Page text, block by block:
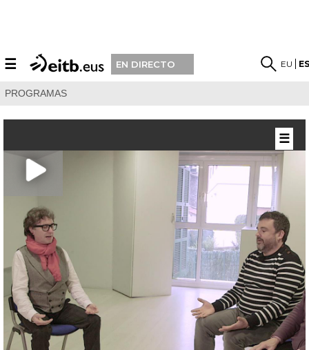
☰ EN DIRECTO EU
PROGRAMAS
☰